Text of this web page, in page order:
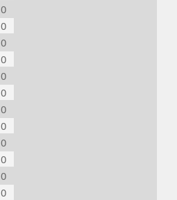
0
0
0
0
0
0
0
0
0
0
0
0